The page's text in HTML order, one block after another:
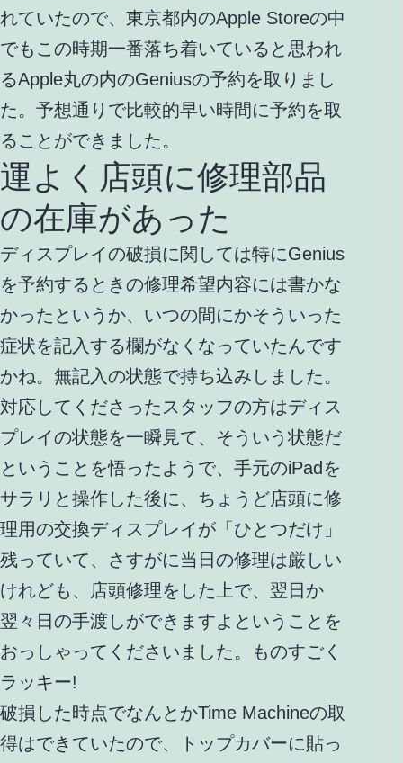
れていたので、東京都内のApple Storeの中
でもこの時期一番落ち着いていると思われ
るApple丸の内のGeniusの予約を取りまし
た。予想通りで比較的早い時間に予約を取
ることができました。
運よく店頭に修理部品
の在庫があった
ディスプレイの破損に関しては特にGenius
を予約するときの修理希望内容には書かな
かったというか、いつの間にかそういった
症状を記入する欄がなくなっていたんです
かね。無記入の状態で持ち込みしました。
対応してくださったスタッフの方はディス
プレイの状態を一瞬見て、そういう状態だ
ということを悟ったようで、手元のiPadを
サラリと操作した後に、ちょうど店頭に修
理用の交換ディスプレイが「ひとつだけ」
残っていて、さすがに当日の修理は厳しい
けれども、店頭修理をした上で、翌日か
翌々日の手渡しができますよということを
おっしゃってくださいました。ものすごく
ラッキー!
破損した時点でなんとかTime Machineの取
得はできていたので、トップカバーに貼っ